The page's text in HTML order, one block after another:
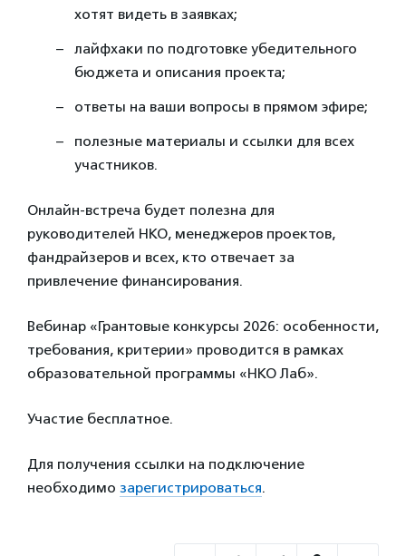
хотят видеть в заявках;
лайфхаки по подготовке убедительного
бюджета и описания проекта;
ответы на ваши вопросы в прямом эфире;
полезные материалы и ссылки для всех
участников.
Онлайн-встреча будет полезна для
руководителей НКО, менеджеров проектов,
фандрайзеров и всех, кто отвечает за
привлечение финансирования.
Вебинар «Грантовые конкурсы 2026: особенности,
требования, критерии» проводится в рамках
образовательной программы «НКО Лаб».
Участие бесплатное.
Для получения ссылки на подключение
необходимо зарегистрироваться.